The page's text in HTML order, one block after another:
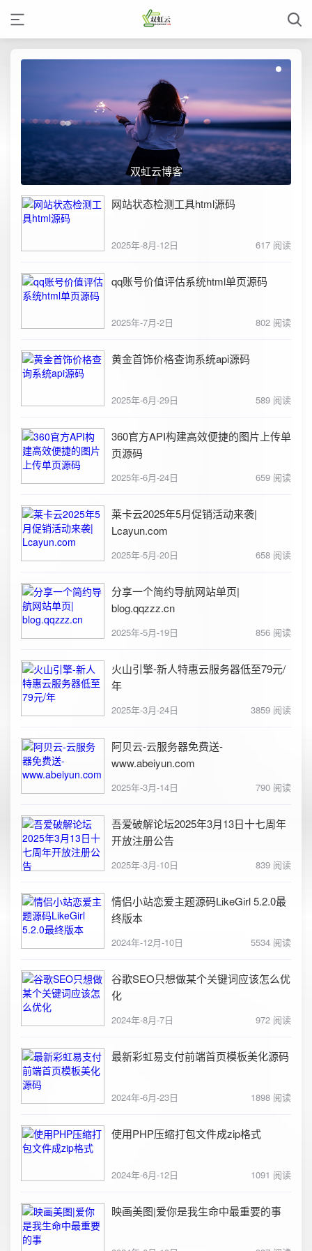
双虹云博客
网站状态检测工具html源码
2025年-8月-12日 617 阅读
qq账号价值评估系统html单页源码
2025年-7月-2日 802 阅读
黄金首饰价格查询系统api源码
2025年-6月-29日 589 阅读
360官方API构建高效便捷的图片上传单
页源码
2025年-6月-24日 659 阅读
莱卡云2025年5月促销活动来袭|
Lcayun.com
2025年-5月-20日 658 阅读
分享一个简约导航网站单页|
blog.qqzzz.cn
2025年-5月-19日 856 阅读
火山引擎-新人特惠云服务器低至79元/
年
2025年-3月-24日 3859 阅读
阿贝云-云服务器免费送-
www.abeiyun.com
2025年-3月-14日 790 阅读
吾爱破解论坛2025年3月13日十七周年
开放注册公告
2025年-3月-10日 839 阅读
情侣小站恋爱主题源码LikeGirl 5.2.0最
终版本
2024年-12月-10日 5534 阅读
谷歌SEO只想做某个关键词应该怎么优
化
2024年-8月-7日 972 阅读
最新彩虹易支付前端首页模板美化源码
2024年-6月-23日 1898 阅读
使用PHP压缩打包文件成zip格式
2024年-6月-12日 1091 阅读
映画美图|爱你是我生命中最重要的事